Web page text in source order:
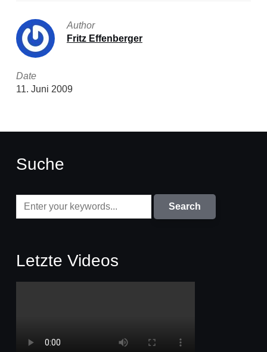
Author
Fritz Effenberger
Date
11. Juni 2009
Suche
Letzte Videos